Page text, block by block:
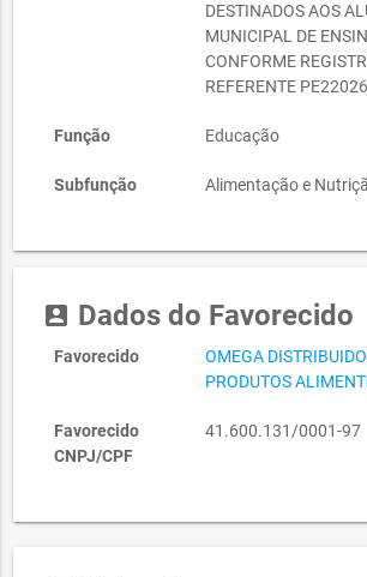
DESTINADOS AOS
MUNICIPAL DE
CONFORME
REFERENTE
Função Educação
Subfunção Alimentação e
account_box Dados do Favorecido
Favorecido
OMEGA
PRODUTOS
Favorecido
CNPJ/CPF
41.600.131/0001-97